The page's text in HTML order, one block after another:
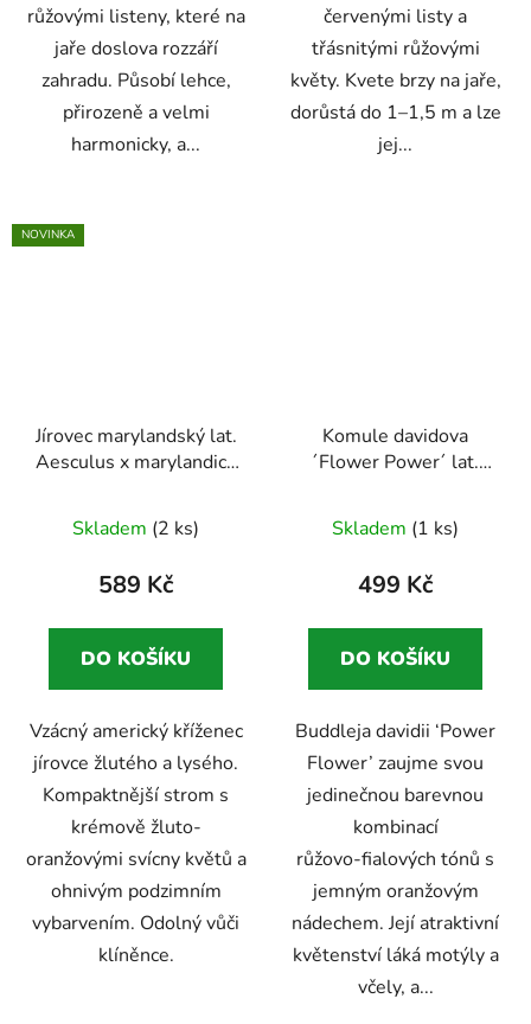
růžovými listeny, které na
jaře doslova rozzáří
zahradu. Působí lehce,
přirozeně a velmi
harmonicky, a...
červenými listy a
třásnitými růžovými
květy. Kvete brzy na jaře,
dorůstá do 1–1,5 m a lze
jej...
NOVINKA
Jírovec marylandský lat.
Aesculus x marylandica
Vzácný americký kaštan
odolný proti klíněnce
Skladem (2 ks)
589 Kč
DO KOŠÍKU
Vzácný americký kříženec
jírovce žlutého a lysého.
Kompaktnější strom s
krémově žluto-
oranžovými svícny květů a
ohnivým podzimním
vybarvením. Odolný vůči
klíněnce.
Komule davidova
´Flower Power´ lat.
motýlí keř
Zahrada
přátelská k motýlům a
hodnocení
produktu
5,0
z
hvězdiček.
Skladem (1 ks)
499 Kč
DO KOŠÍKU
Buddleja davidii ‘Power
Flower’ zaujme svou
jedinečnou barevnou
kombinací
růžovo‑fialových tónů s
jemným oranžovým
nádechem. Její atraktivní
květenství láká motýly a
včely, a...